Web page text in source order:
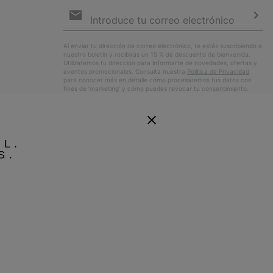
de
Al enviar tu dirección de correo electrónico, te estás suscribiendo a
nuestro boletín y recibirás un 15 % de descuento de bienvenida.
Utilizaremos tu dirección para informarte de novedades, ofertas y
eventos promocionales. Consulta nuestra Política de Privacidad
para conocer más en detalle cómo procesaremos tus datos con
fines de ’marketing’ y cómo puedes revocar tu consentimiento.